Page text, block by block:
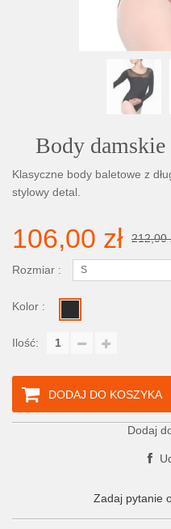
Body
Klasyczne body baletowe z
stylowy detal.
106,00 zł 212,00
Rozmiar : S
Kolor :
Ilość:
DODAJ DO KOSZYKA
Dodaj
Zadaj pytanie